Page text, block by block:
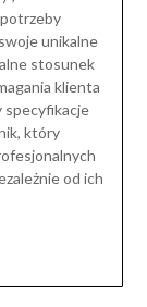
unikalne
stosunek
klienta
specyfikacje
który
od ich